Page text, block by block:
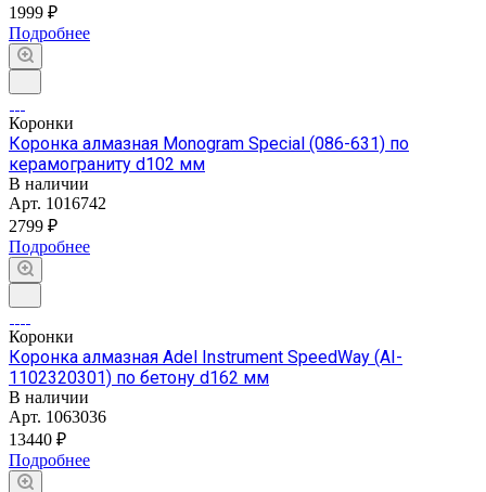
1999 ₽
Подробнее
Коронки
Коронка алмазная Monogram Special (086-631) по
керамограниту d102 мм
В наличии
Арт. 1016742
2799 ₽
Подробнее
Коронки
Коронка алмазная Adel Instrument SpeedWay (AI-
1102320301) по бетону d162 мм
В наличии
Арт. 1063036
13440 ₽
Подробнее